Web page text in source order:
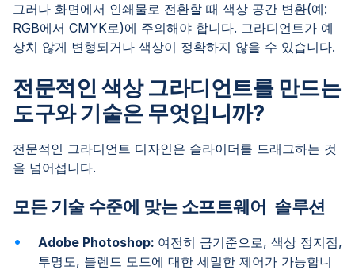
그러나 화면에서 인쇄물로 전환할 때 색상 공간 변환(예:
RGB에서 CMYK로)에 주의해야 합니다. 그라디언트가 예
상치 않게 변형되거나 색상이 정확하지 않을 수 있습니다.
전문적인 색상 그라디언트를 만드는
도구와 기술은 무엇입니까?
전문적인 그라디언트 디자인은 슬라이더를 드래그하는 것
을 넘어섭니다.
모든 기술 수준에 맞는 소프트웨어 솔루션
Adobe Photoshop: 여전히 금기준으로, 색상 정지점,
투명도, 블렌드 모드에 대한 세밀한 제어가 가능합니